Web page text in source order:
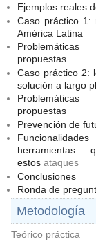
Ejemplos reales
Caso práctico 1:
América Latina
propuestas
Caso práctico 2:
solución a largo
propuestas
Prevención de
estosataques
Conclusiones
Ronda de
Metodología
Teórico práctica